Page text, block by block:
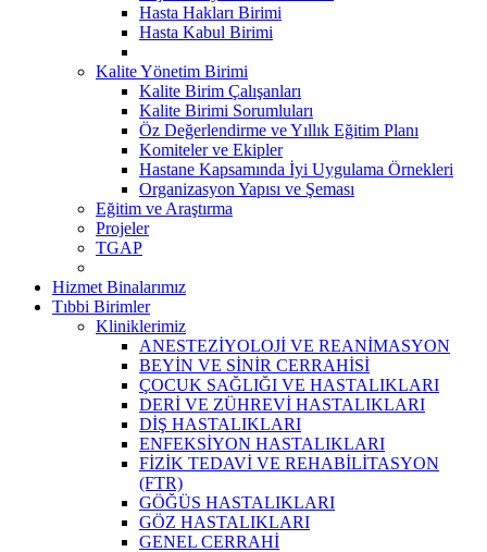
Hasta Hakları Birimi
Hasta Kabul Birimi
Kalite Yönetim Birimi
Kalite Birim Çalışanları
Kalite Birimi Sorumluları
Öz Değerlendirme ve Yıllık Eğitim Planı
Komiteler ve Ekipler
Hastane Kapsamında İyi Uygulama Örnekleri
Organizasyon Yapısı ve Şeması
Eğitim ve Araştırma
Projeler
TGAP
Hizmet Binalarımız
Tıbbi Birimler
Kliniklerimiz
ANESTEZİYOLOJİ VE REANİMASYON
BEYİN VE SİNİR CERRAHİSİ
ÇOCUK SAĞLIĞI VE HASTALIKLARI
DERİ VE ZÜHREVİ HASTALIKLARI
DİŞ HASTALIKLARI
ENFEKSİYON HASTALIKLARI
FİZİK TEDAVİ VE REHABİLİTASYON
(FTR)
GÖĞÜS HASTALIKLARI
GÖZ HASTALIKLARI
GENEL CERRAHİ